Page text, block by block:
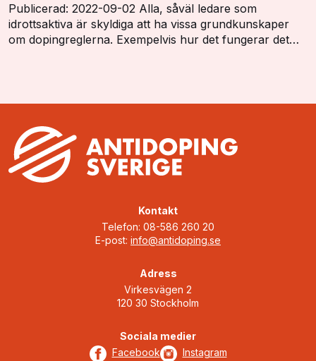
Publicerad: 2022-09-02 Alla, såväl ledare som
idrottsaktiva är skyldiga att ha vissa grundkunskaper
om dopingreglerna. Exempelvis hur det fungerar det
Kontakt
Telefon: 08-586 260 20
E-post: info@antidoping.se
Adress
Virkesvägen 2
120 30 Stockholm
Sociala medier
Facebook
Instagram